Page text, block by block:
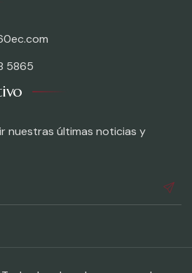
5865
nuestras últimas noticias y